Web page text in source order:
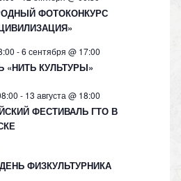
ФОТОКОНКУРС
-6 сентября @ 17:00
«НИТЬ КУЛЬТУРЫ»
- 13 августа @ 18:00
ФЕСТИВАЛЬ ГТО В
ФИЗКУЛЬТУРНИКА